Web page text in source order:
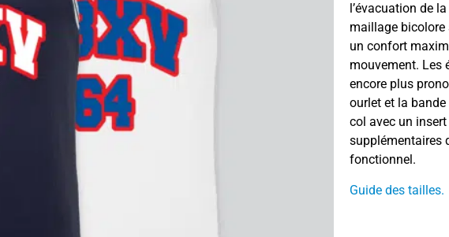
l’évacuation de
maillage
un confort
mouvement. Les
encore plus
ourlet et la bande
col avec un
supplémentaires
fonctionnel.
Guide des tailles.